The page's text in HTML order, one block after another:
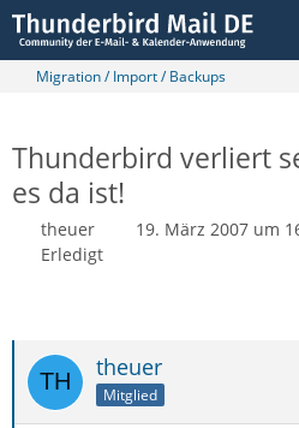
Migration / Import / Backups
Thunderbird verliert
es da ist!
theuer 19. März 2007 um
Erledigt
theuer
Mitglied